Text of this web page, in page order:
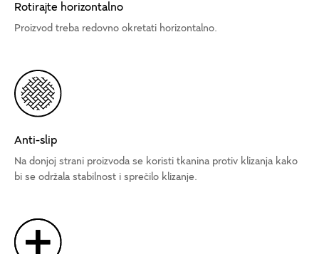
Rotirajte horizontalno
Proizvod treba redovno okretati horizontalno.
Anti-slip
Na donjoj strani proizvoda se koristi tkanina protiv klizanja kako
bi se održala stabilnost i sprečilo klizanje.